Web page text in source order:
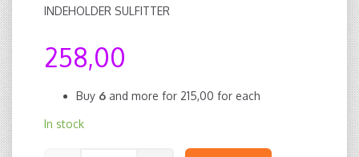
INDEHOLDER SULFITTER
258,00
Buy 6 and more for 215,00 for each
In stock